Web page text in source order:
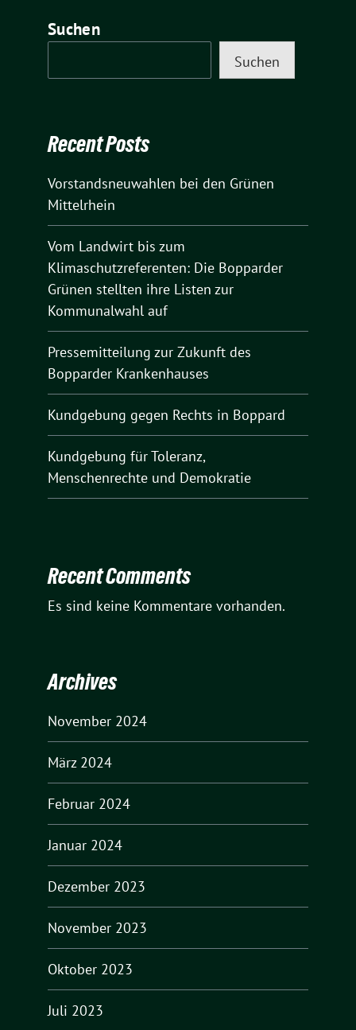
Suchen
Suchen
Recent Posts
Vorstandsneuwahlen bei den Grünen
Mittelrhein
Vom Landwirt bis zum
Klimaschutzreferenten: Die Bopparder
Grünen stellten ihre Listen zur
Kommunalwahl auf
Pressemitteilung zur Zukunft des
Bopparder Krankenhauses
Kundgebung gegen Rechts in Boppard
Kundgebung für Toleranz,
Menschenrechte und Demokratie
Recent Comments
Es sind keine Kommentare vorhanden.
Archives
November 2024
März 2024
Februar 2024
Januar 2024
Dezember 2023
November 2023
Oktober 2023
Juli 2023